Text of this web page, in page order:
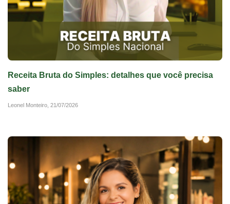
Receita Bruta do Simples: detalhes que você precisa
saber
Leonel Monteiro, 21/07/2026